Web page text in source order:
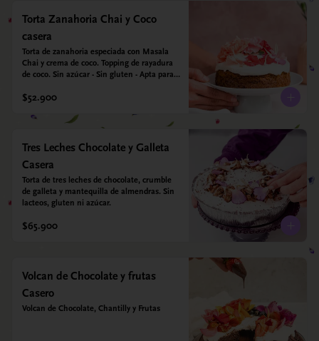
Torta Zanahoria Chai y Coco
casera
Torta de zanahoria especiada con Masala
Chai y crema de coco. Topping de rayadura
de coco. Sin azúcar - Sin gluten - Apta para
y almendras. Endulzada con estevia.
$52.900
Tres Leches Chocolate y Galleta
Casera
Torta de tres leches de chocolate, crumble
de galleta y mantequilla de almendras. Sin
lacteos, gluten ni azúcar.
$65.900
Volcan de Chocolate y frutas
Casero
Volcan de Chocolate, Chantilly y Frutas